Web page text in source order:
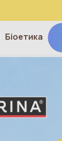
Біоетика